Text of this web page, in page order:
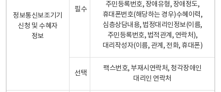
정보통신보조기기
신청 및 수혜자
정보
필수
주민등록번호, 장애유형, 장애정도,
휴대폰번호(해당하는 경우)수혜이력,
심층상담내용, 법정대리인정보(이름,
주민등록번호, 법적관계, 연락처),
대리작성자(이름, 관계, 전화, 휴대폰)
선택
팩스번호, 부재시연락처, 청각장애인
대리인 연락처